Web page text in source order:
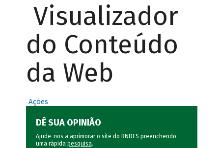
Visualizador
do Conteúdo
da Web
Ações
DÊ SUA OPINIÃO
Ajude-nos a aprimorar o site do BNDES preenchendo
uma rápida pesquisa.